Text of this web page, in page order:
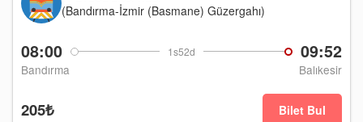
08:00 1s52d 09:52
Bandırma Balıkesir
(Bandırma-İzmir (Basmane) Güzergahı)
205₺ Bilet Bul